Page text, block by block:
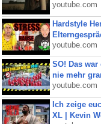
youtube.com
Hardstyle
youtube.com
SO! Das war
nie mehr
youtube.com
Ich zeige
XL | Kevin